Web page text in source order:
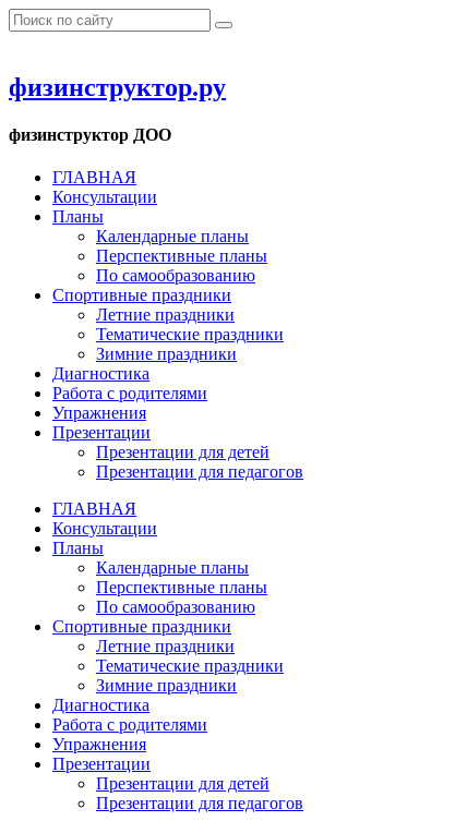
физинструктор.ру
физинструктор ДОО
ГЛАВНАЯ
Консультации
Планы
Календарные планы
Перспективные планы
По самообразованию
Спортивные праздники
Летние праздники
Тематические праздники
Зимние праздники
Диагностика
Работа с родителями
Упражнения
Презентации
Презентации для детей
Презентации для педагогов
ГЛАВНАЯ
Консультации
Планы
Календарные планы
Перспективные планы
По самообразованию
Спортивные праздники
Летние праздники
Тематические праздники
Зимние праздники
Диагностика
Работа с родителями
Упражнения
Презентации
Презентации для детей
Презентации для педагогов